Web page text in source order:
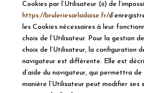
Cookies par l’Utilisateur (ii) de
https://bruleriesarladaise.fr/d’
les Cookies nécessaires à leur
choix de l’Utilisateur. Pour la gestion
choix de l’Utilisateur, la configuration
navigateur est différente. Elle est
d’aide du navigateur, qui permettra de
manière l’Utilisateur peut modifier ses